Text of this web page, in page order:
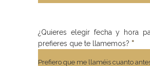
¿Quieres elegir fecha y hora
prefieres que te llamemos? *